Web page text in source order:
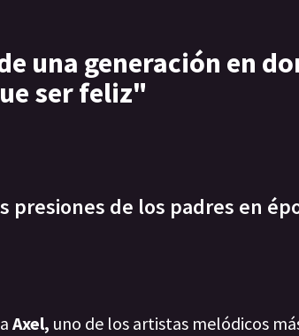
una generación en
ser feliz"
presiones de los padres en
Axel, uno de los artistas melódicos